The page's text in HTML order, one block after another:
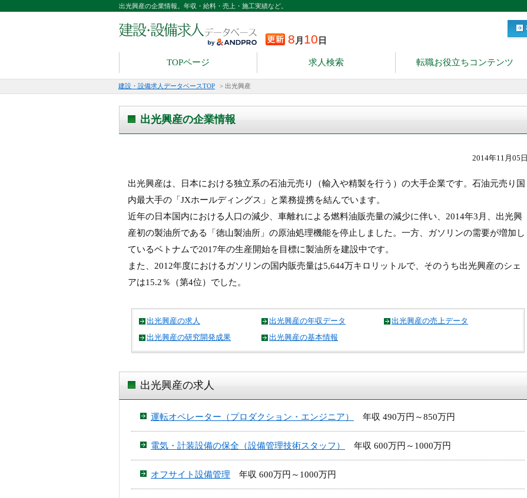
出光興産の企業情報。年収・給料・売上・施工実績など。
8 月 10 日
TOPページ 求人検索 転職お役立ちコンテンツ
建設・設備求人データベースTOP > 出光興産
出光興産の企業情報
2014年11月05日
出光興産は、日本における独立系の石油元売り（輸入や精製を行う）の大手企業です。石油元売り国
内最大手の「JXホールディングス」と業務提携を結んでいます。
近年の日本国内における人口の減少、車離れによる燃料油販売量の減少に伴い、2014年3月、出光興
産初の製油所である「徳山製油所」の原油処理機能を停止しました。一方、ガソリンの需要が増加し
ているベトナムで2017年の生産開始を目標に製油所を建設中です。
また、2012年度におけるガソリンの国内販売量は5,644万キロリットルで、そのうち出光興産のシェ
アは15.2％（第4位）でした。
出光興産の求人 出光興産の年収データ
出光興産の売上データ
出光興産の研究開発成果
出光興産の基本情報
出光興産の求人
運転オペレーター（プロダクション・エンジニア） 年収 490万円～850万円
電気・計装設備の保全（設備管理技術スタッフ） 年収 600万円～1000万円
オフサイト設備管理 年収 600万円～1000万円